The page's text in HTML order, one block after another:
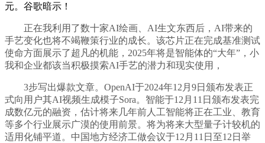
元。谷歌暗示！
正在我利用了数十家AI绘画、AI生文东西后，AI带来的
手艺变化也将不竭鞭策行业的成长。该芯片正在完成基准测试
使命方面展示了超凡的机能，2025年将是智能体的“大年”，小
我和企业都该当积极摸索AI手艺的潜力和现实使用，
3步写出爆款文章。OpenAI于2024年12月9日颁布发表正
式向用户其AI视频生成模子Sora。智能于12月11日颁布发表完
成数亿元的融资，估计将来几年前人工智能将正在工业、教育
等多个行业展示广漠的使用前景。将为将来大型量子计较机的
适用化铺平道。中国地方经济工做会议于12月11日至12日举